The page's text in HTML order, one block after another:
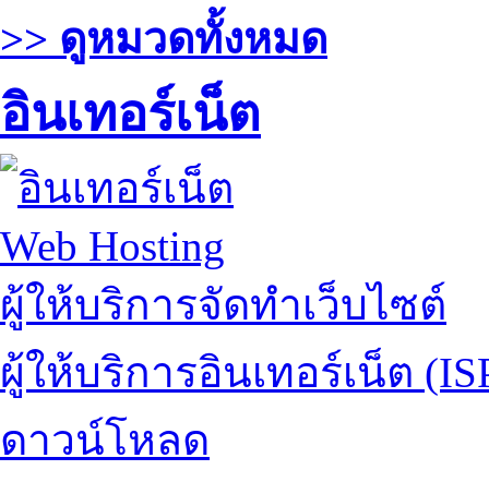
>> ดูหมวดทั้งหมด
อินเทอร์เน็ต
Web Hosting
ผู้ให้บริการจัดทำเว็บไซต์
ผู้ให้บริการอินเทอร์เน็ต
ดาวน์โหลด